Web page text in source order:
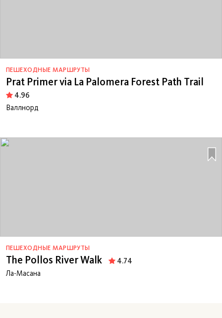
ПЕШЕХОДНЫЕ МАРШРУТЫ
Prat Primer via La Palomera Forest Path Trail
4.96
Валлнорд
ПЕШЕХОДНЫЕ МАРШРУТЫ
The Pollos River Walk
4.74
Ла-Масана